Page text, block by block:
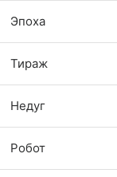
Эпоха
Тираж
Недуг
Робот